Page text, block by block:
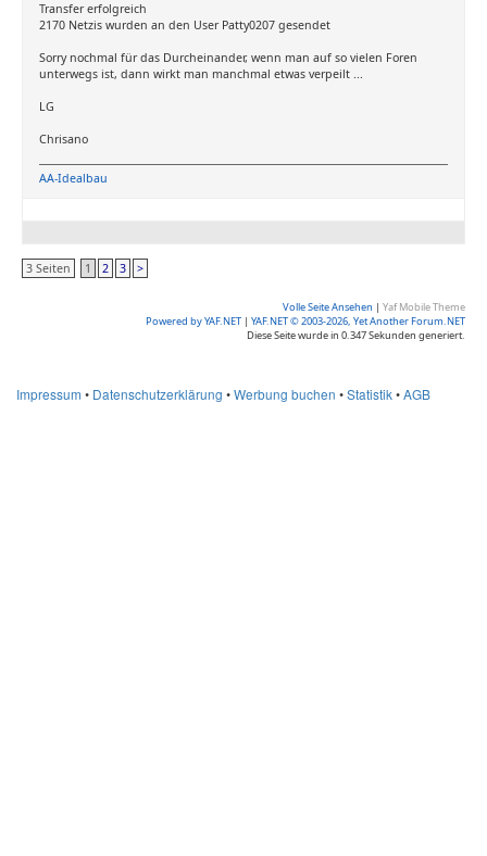
Transfer erfolgreich
2170 Netzis wurden an den User Patty0207 gesendet
Sorry nochmal für das Durcheinander, wenn man auf so vielen Foren
unterwegs ist, dann wirkt man manchmal etwas verpeilt ...
LG
Chrisano
AA-Idealbau
3 Seiten 1 2 3 >
Volle Seite Ansehen | Yaf Mobile Theme
Powered by YAF.NET | YAF.NET © 2003-2026, Yet Another Forum.NET
Diese Seite wurde in 0.347 Sekunden generiert.
Impressum • Datenschutzerklärung •Werbung buchen •Statistik•AGB